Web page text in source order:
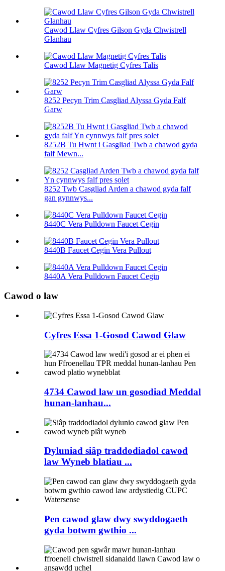
Cawod Llaw Cyfres Gilson Gyda Chwistrell
Glanhau
Cawod Llaw Magnetig Cyfres Talis
8252 Pecyn Trim Casgliad Alyssa Gyda Falf
Garw
8252B Tu Hwnt i Gasgliad Twb a chawod gyda
falf Mewn...
8252 Twb Casgliad Arden a chawod gyda falf
gan gynnwys...
8440C Vera Pulldown Faucet Cegin
8440B Faucet Cegin Vera Pullout
8440A Vera Pulldown Faucet Cegin
Cawod o law
Cyfres Essa 1-Gosod Cawod Glaw
4734 Cawod law un gosodiad Meddal
hunan-lanhau...
Dyluniad siâp traddodiadol cawod
law Wyneb blatiau ...
Pen cawod glaw dwy swyddogaeth
gyda botwm gwthio ...